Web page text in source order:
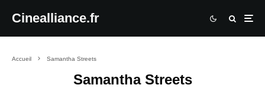
Cinealliance.fr
Accueil Samantha Streets
Samantha Streets